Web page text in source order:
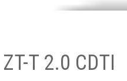
T 2.0 CDTI